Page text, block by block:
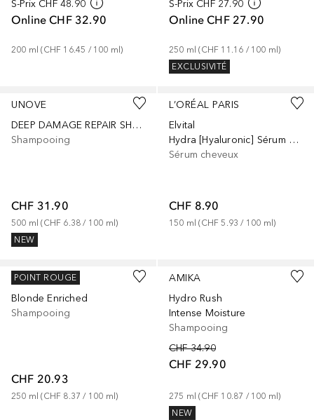
S-Prix CHF 48.90
Online CHF 32.90
200 ml (CHF 16.45 / 100 ml)
S-Prix CHF 27.90
Online CHF 27.90
250 ml (CHF 11.16 / 100 ml)
EXCLUSIVITÉ
UNOVE
DEEP DAMAGE REPAIR SHAMPOO SWEET BREEZE (500ML)
Shampooing
CHF 31.90
500 ml (CHF 6.38 / 100 ml)
NEW
L’ORÉAL PARIS
Elvital
Hydra [Hyaluronic] Sérum Hydratant Repulpant
Sérum cheveux
CHF 8.90
150 ml (CHF 5.93 / 100 ml)
HAIRLUST
Blonde Enriched
Shampooing
CHF 20.93
250 ml (CHF 8.37 / 100 ml)
POINT ROUGE
AMIKA
Hydro Rush
Intense Moisture
Shampooing
CHF 34.90
CHF 29.90
275 ml (CHF 10.87 / 100 ml)
NEW